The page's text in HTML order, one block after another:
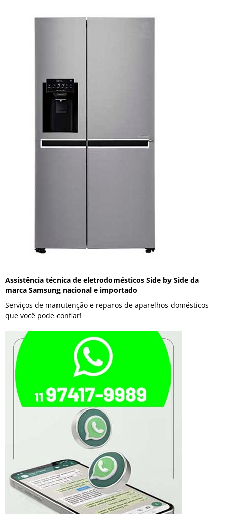
Assistência técnica de eletrodomésticos Side by Side da
marca Samsung nacional e importado
Serviços de manutenção e reparos de aparelhos domésticos
que você pode confiar!